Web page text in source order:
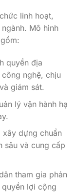
linh hoạt,
Mô hình
quyền địa
nghệ, chịu
giám sát.
lý vận hành hạ
xây dựng chuẩn
sâu và cung cấp
tham gia phản
lợi cộng